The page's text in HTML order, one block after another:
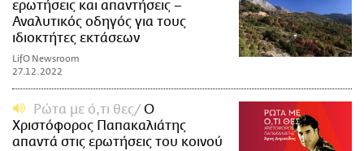
ερωτήσεις και απαντήσεις –
Αναλυτικός οδηγός για τους
ιδιοκτήτες εκτάσεων
LifO Newsroom
27.12.2022
Ρώτα με ό,τι θες
Ο
Χριστόφορος Παπακαλιάτης
απαντά στις ερωτήσεις του κοινού